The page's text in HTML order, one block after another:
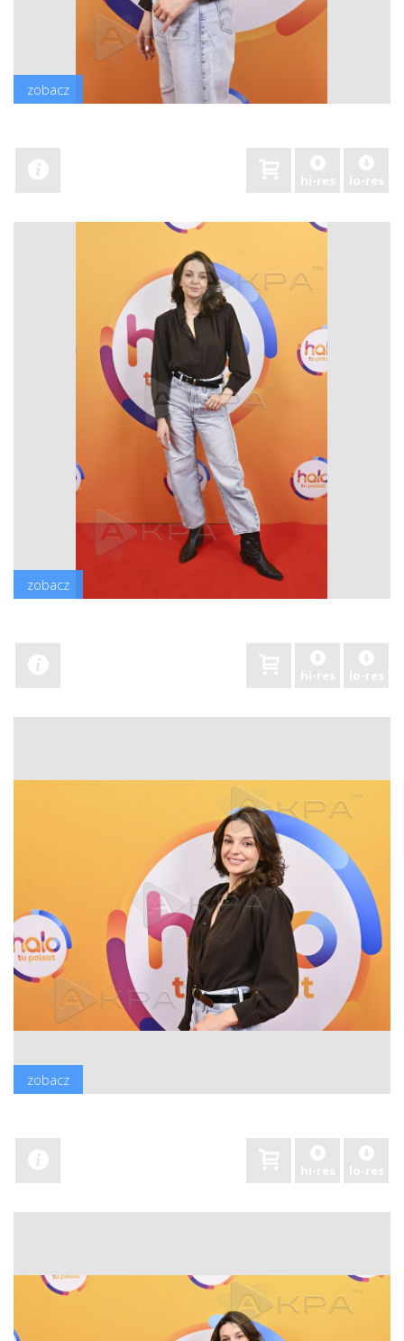
zobacz
hi-res lo-res
zobacz
hi-res lo-res
zobacz
hi-res lo-res